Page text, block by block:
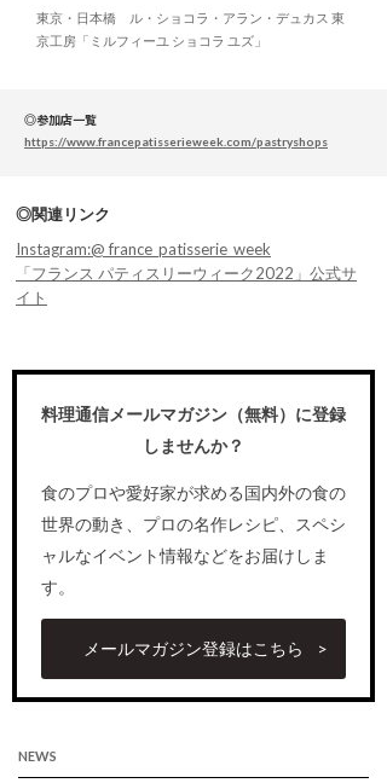
東京・日本橋 ル・ショコラ・アラン・デュカス 東
京工房「ミルフィーユ ショコラ ユズ」
◎参加店一覧
https://www.francepatisserieweek.com/pastryshops
◎関連リンク
Instagram:@ france_patisserie_week
「フランス パティスリーウィーク2022」公式サ
イト
料理通信メールマガジン（無料）に登録
しませんか？
食のプロや愛好家が求める国内外の食の
世界の動き、プロの名作レシピ、スペシ
ャルなイベント情報などをお届けしま
す。
メールマガジン登録はこちら
NEWS